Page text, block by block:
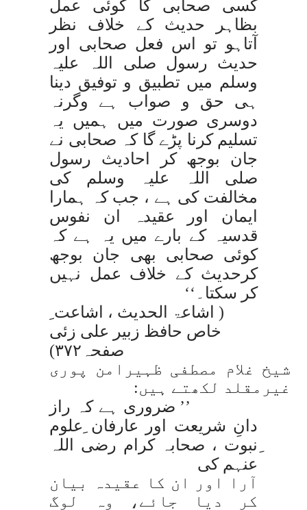
کسی صحابی کا کوئی عمل
بظاہر حدیث کے خلاف نظر
آتاہو تو اس فعل صحابی اور
حدیث رسول صلی اللہ علیہ
وسلم میں تطبیق و توفیق دینا
ہی حق و صواب ہے وگرنہ
دوسری صورت میں ہمیں یہ
تسلیم کرنا پڑے گا کہ صحابی نے
جان بوجھ کر احادیث رسول
صلی اللہ علیہ وسلم کی
مخالفت کی ہے ، جب کہ ہمارا
ایمان اور عقیدہ ان نفوس
قدسیہ کے بارے میں یہ ہے کہ
کوئی صحابی بھی جان بوجھ
کرحدیث کے خلاف عمل نہیں
کر سکتا۔‘‘
( اشاعۃ الحدیث ، اشاعت ِ
خاص حافظ زبیر علی زئی
صفحہ۳۷۲)
شیخ غلام مصطفی ظہیرامن پوری
غیرمقلد لکھتے ہیں:
’’ ضروری ہے کہ راز
دانِ شریعت اور عارفان ِعلوم
ِنبوت ، صحابہ کرام رضی اللہ
عنہم کی
آرا اور ان کا عقیدہ بیان
کر دیا جائے، وہ لوگ